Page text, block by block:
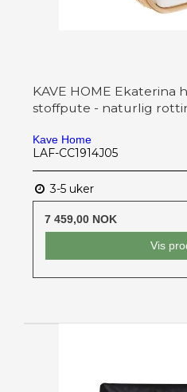
KAVE HOME Ekaterina
stoffpute - naturlig
Kave Home
LAF-CC1914J05
3-5 uker
7 459,00 NOK
Vis